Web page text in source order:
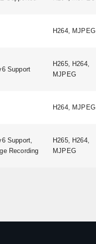
H264, MJPEG
Support
H265, H264,
MJPEG
H264, MJPEG
Support,
Recording
H265, H264,
MJPEG